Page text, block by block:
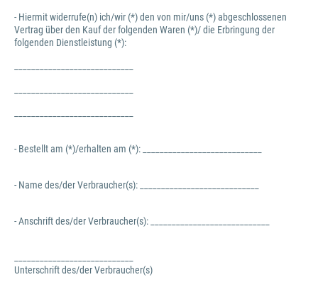
- Hiermit widerrufe(n) ich/wir (*) den von mir/uns (*) abgeschlossenen
Vertrag über den Kauf der folgenden Waren (*)/ die Erbringung der
folgenden Dienstleistung (*):
- Bestellt am (*)/erhalten am (*): ____________________________
- Name des/der Verbraucher(s): ____________________________
- Anschrift des/der Verbraucher(s): ____________________________
Unterschrift des/der Verbraucher(s)